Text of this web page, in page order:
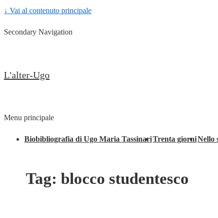
↓ Vai al contenuto principale
Secondary Navigation
L'alter-Ugo
Menu principale
Biobibliografia di Ugo Maria TassinariTrenta giorniNello
Tag: blocco studentesco